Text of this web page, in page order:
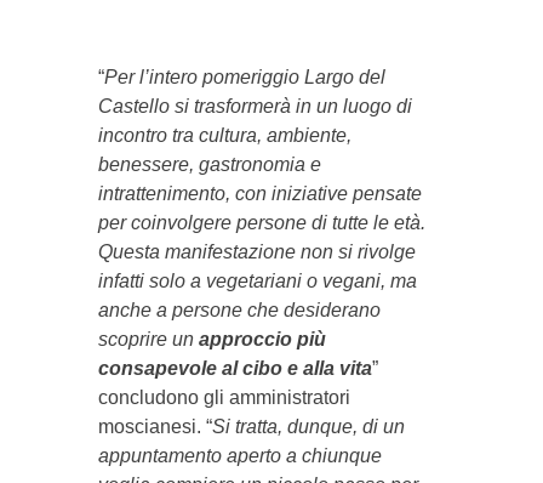
“Per l’intero pomeriggio Largo del
Castello si trasformerà in un luogo di
incontro tra cultura, ambiente,
benessere, gastronomia e
intrattenimento, con iniziative pensate
per coinvolgere persone di tutte le età.
Questa manifestazione non si rivolge
infatti solo a vegetariani o vegani, ma
anche a persone che desiderano
scoprire un approccio più
consapevole al cibo e alla vita”
concludono gli amministratori
moscianesi. “Si tratta, dunque, di un
appuntamento aperto a chiunque